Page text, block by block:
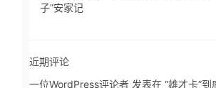
子”安家记
近期评论
一位WordPress评论者 发表在 “雄才卡”到